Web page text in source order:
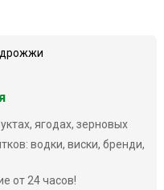
ягодах, зерновых
водки, виски, бренди,
от 24 часов!